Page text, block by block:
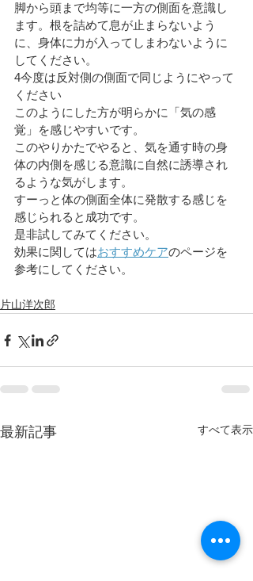
脚から頭まで均等に一方の側面を意識し
ます。根を詰めて息が止まらないよう
に、身体に力が入ってしまわないように
してください。
4今度は反対側の側面で同じようにやって
ください
このようにした方が明らかに「気の感
覚」を感じやすいです。
このやりかたでやると、気を通す時の身
体の内側を感じる意識に自然に誘導され
るような気がします。
すーっと体の側面全体に発散する感じを
感じられると成功です。
是非試してみてください。
効果に関してはおすすめケアのページを
参考にしてください。
片山洋次郎
最新記事 すべて表示